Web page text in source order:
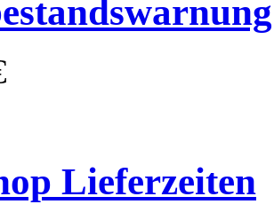
Lieferzeiten